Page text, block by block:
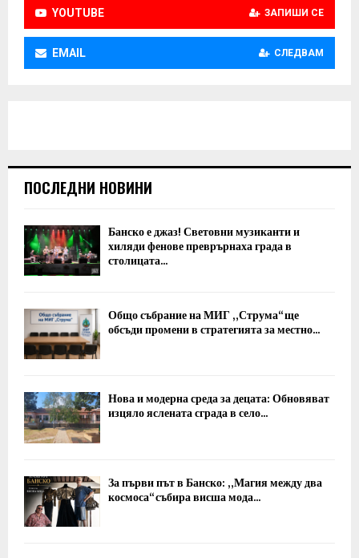
YOUTUBE ЗАПИШИ СЕ
EMAIL СЛЕДВАМ
ПОСЛЕДНИ НОВИНИ
Банско е джаз! Световни музиканти и
хиляди фенове преврърнаха града в
столицата...
Общо събрание на МИГ „Струма“ ще
обсъди промени в стратегията за местно...
Нова и модерна среда за децата: Обновяват
изцяло яслената сграда в село...
За първи път в Банско: „Магия между два
космоса“ събира висша мода...